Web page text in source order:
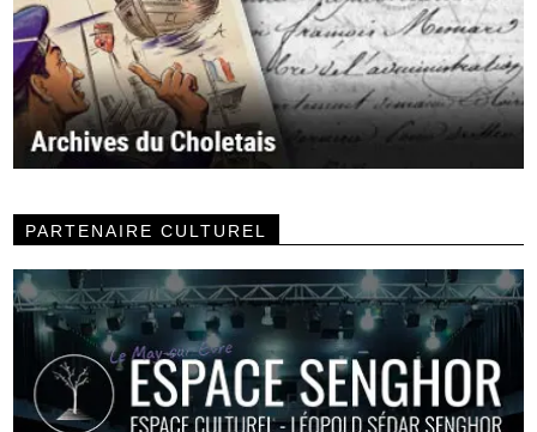
PARTENAIRE CULTUREL